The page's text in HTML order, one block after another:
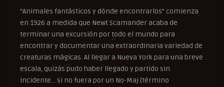
“Animales fantásticos y dónde encontrarlos” comienza
en 1926 a medida que Newt Scamander acaba de
terminar una excursión por todo el mundo para
encontrar y documentar una extraordinaria variedad de
creaturas mágicas. Al llegar a Nueva York para una breve
escala, quizás pudo haber llegado y partido sin
incidente… si no fuera por un No-Maj (término